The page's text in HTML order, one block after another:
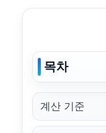
목차
계산 기준